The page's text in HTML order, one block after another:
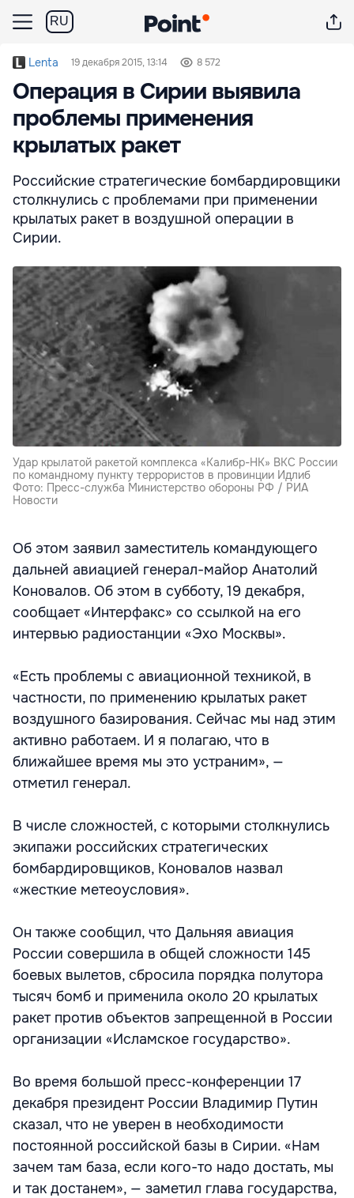
RU
Lenta 19 декабря 2015, 13:14 8 572
Операция в Сирии выявила
проблемы применения
крылатых ракет
Российские стратегические бомбардировщики
столкнулись с проблемами при применении
крылатых ракет в воздушной операции в
Сирии.
Удар крылатой ракетой комплекса «Калибр-НК» ВКС России
по командному пункту террористов в провинции Идлиб
Фото: Пресс-служба Министерство обороны РФ / РИА
Новости
Об этом заявил заместитель командующего
дальней авиацией генерал-майор Анатолий
Коновалов. Об этом в субботу, 19 декабря,
сообщает «Интерфакс» со ссылкой на его
интервью радиостанции «Эхо Москвы».
«Есть проблемы с авиационной техникой, в
частности, по применению крылатых ракет
воздушного базирования. Сейчас мы над этим
активно работаем. И я полагаю, что в
ближайшее время мы это устраним», —
отметил генерал.
В числе сложностей, с которыми столкнулись
экипажи российских стратегических
бомбардировщиков, Коновалов назвал
«жесткие метеоусловия».
Он также сообщил, что Дальняя авиация
России совершила в общей сложности 145
боевых вылетов, сбросила порядка полутора
тысяч бомб и применила около 20 крылатых
ракет против объектов запрещенной в России
организации «Исламское государство».
Во время большой пресс-конференции 17
декабря президент России Владимир Путин
сказал, что не уверен в необходимости
постоянной российской базы в Сирии. «Нам
зачем там база, если кого-то надо достать, мы
и так достанем», — заметил глава государства,